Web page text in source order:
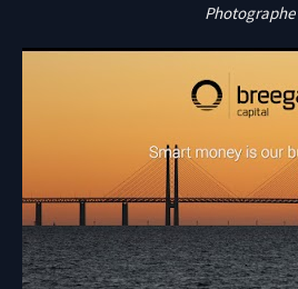
Photographe